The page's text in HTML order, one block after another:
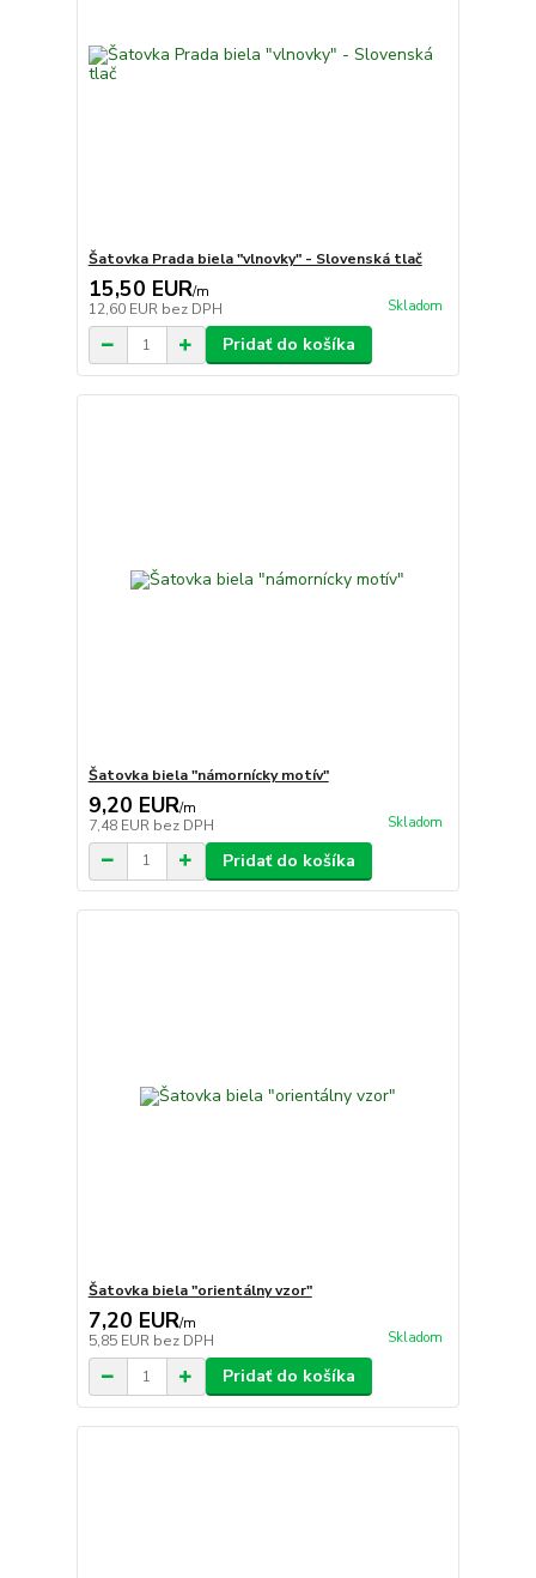
Šatovka Prada biela "vlnovky" - Slovenská tlač
15,50 EUR/m
12,60 EUR bez DPH Skladom
Pridať do košíka
Šatovka biela "námornícky motív"
9,20 EUR/m
7,48 EUR bez DPH Skladom
Pridať do košíka
Šatovka biela "orientálny vzor"
7,20 EUR/m
5,85 EUR bez DPH Skladom
Pridať do košíka